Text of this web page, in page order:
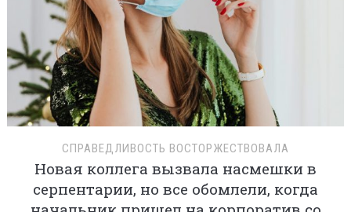
СПРАВЕДЛИВОСТЬ ВОСТОРЖЕСТВОВАЛА
Новая коллега вызвала насмешки в
серпентарии, но все обомлели, когда